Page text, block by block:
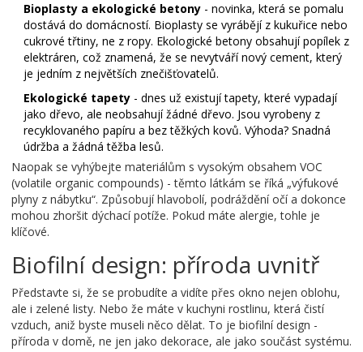
Bioplasty a ekologické betony - novinka, která se pomalu
dostává do domácností. Bioplasty se vyrábějí z kukuřice nebo
cukrové třtiny, ne z ropy. Ekologické betony obsahují popílek z
elektráren, což znamená, že se nevytváří nový cement, který
je jedním z největších znečišťovatelů.
Ekologické tapety - dnes už existují tapety, které vypadají
jako dřevo, ale neobsahují žádné dřevo. Jsou vyrobeny z
recyklovaného papíru a bez těžkých kovů. Výhoda? Snadná
údržba a žádná těžba lesů.
Naopak se vyhýbejte materiálům s vysokým obsahem VOC
(volatile organic compounds) - těmto látkám se říká „výfukové
plyny z nábytku“. Způsobují hlavobolí, podráždění očí a dokonce
mohou zhoršit dýchací potíže. Pokud máte alergie, tohle je
klíčové.
Biofilní design: příroda uvnitř
Představte si, že se probudíte a vidíte přes okno nejen oblohu,
ale i zelené listy. Nebo že máte v kuchyni rostlinu, která čistí
vzduch, aniž byste museli něco dělat. To je biofilní design -
příroda v domě, ne jen jako dekorace, ale jako součást systému.